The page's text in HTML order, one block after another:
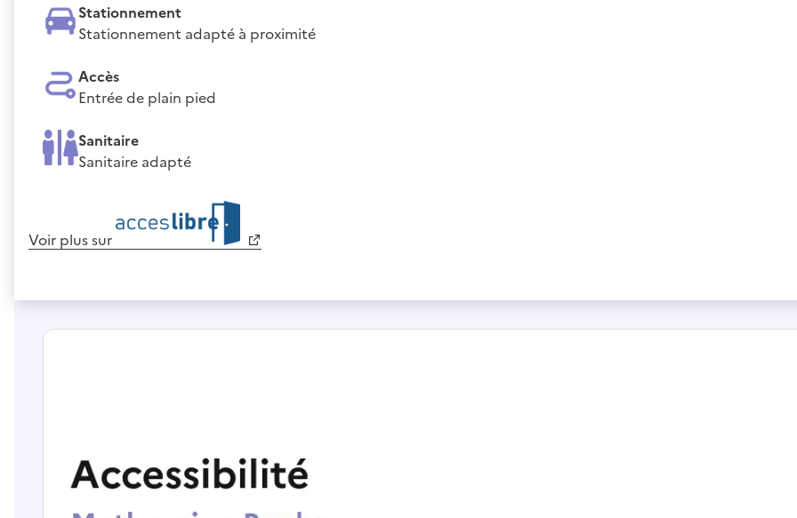
Stationnement
Stationnement adapté à proximité
Accès
Entrée de plain pied
Sanitaire
Sanitaire adapté
Voir plus sur